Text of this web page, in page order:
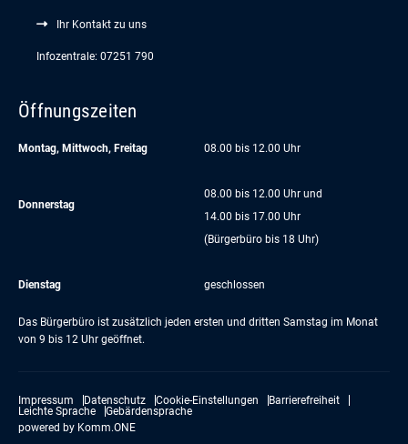
Ihr Kontakt zu uns
Infozentrale: 07251 790
Öffnungszeiten
Montag, Mittwoch, Freitag 08.00 bis 12.00 Uhr
Donnerstag
08.00 bis 12.00 Uhr und
14.00 bis 17.00 Uhr
(Bürgerbüro bis 18 Uhr)
Dienstag geschlossen
Das Bürgerbüro ist zusätzlich jeden ersten und dritten Samstag im Monat
von 9 bis 12 Uhr geöffnet.
Impressum Datenschutz Cookie-Einstellungen
Barrierefreiheit
Leichte Sprache
Gebärdensprache
powered by Komm.ONE